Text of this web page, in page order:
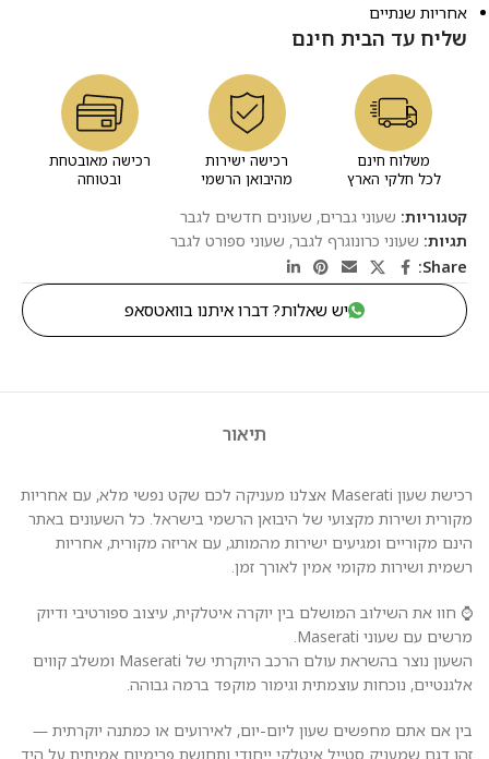
אחריות שנתיים
שליח עד הבית חינם
משלוח חינם
לכל חלקי הארץ
רכישה ישירות
מהיבואן הרשמי
רכישה מאובטחת
ובטוחה
קטגוריות: שעוני גברים, שעונים חדשים לגבר
תגיות: שעוני כרונוגרף לגבר, שעוני ספורט לגבר
Share:
יש שאלות? דברו איתנו בוואטסאפ
תיאור
רכישת שעון Maserati אצלנו מעניקה לכם שקט נפשי מלא, עם אחריות
מקורית ושירות מקצועי של היבואן הרשמי בישראל. כל השעונים באתר
הינם מקוריים ומגיעים ישירות מהמותג, עם אריזה מקורית, אחריות
רשמית ושירות מקומי אמין לאורך זמן.
⌚ חוו את השילוב המושלם בין יוקרה איטלקית, עיצוב ספורטיבי ודיוק
מרשים עם שעוני Maserati.
השעון נוצר בהשראת עולם הרכב היוקרתי של Maserati ומשלב קווים
אלגנטיים, נוכחות עוצמתית וגימור מוקפד ברמה גבוהה.
בין אם אתם מחפשים שעון ליום-יום, לאירועים או כמתנה יוקרתית —
זהו דגם שמעניק סטייל איטלקי ייחודי ותחושת פרימיום אמיתית על היד.